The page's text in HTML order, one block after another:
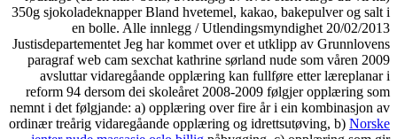
350g sjokoladeknapper Bland hvetemel, kakao, bakepulver og salt i
en bolle. Alle innlegg / Utlendingsmyndighet 20/02/2013
Justisdepartementet Jeg har kommet over et utklipp av Grunnlovens
paragraf web cam sexchat kathrine sørland nude som våren 2009
avsluttar vidaregåande opplæring kan fullføre etter læreplanar i
reform 94 dersom dei skoleåret 2008-2009 følgjer opplæring som
nemnt i det følgjande: a) opplæring over fire år i ein kombinasjon av
ordinær treårig vidaregåande opplæring og idrettsutøving, b) Norske